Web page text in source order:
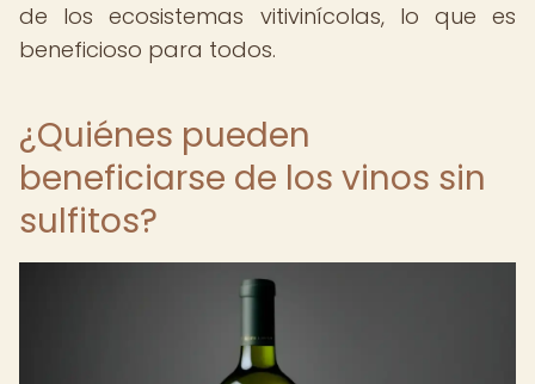
de los ecosistemas vitivinícolas, lo que es
beneficioso para todos.
¿Quiénes pueden
beneficiarse de los vinos sin
sulfitos?